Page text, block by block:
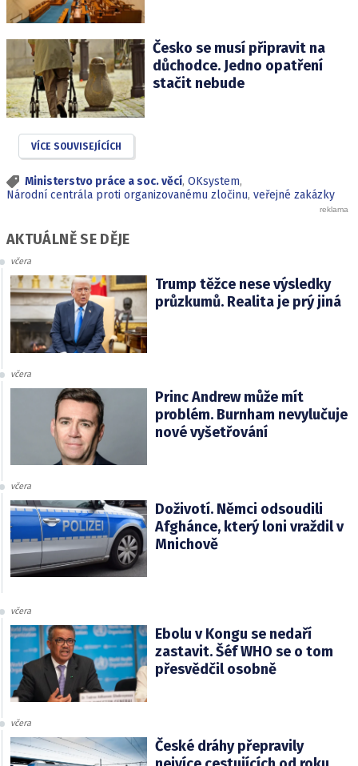
Česko se musí připravit na
důchodce. Jedno opatření
stačit nebude
VÍCE SOUVISEJÍCÍCH
Ministerstvo práce a soc. věcí, OKsystem,
Národní centrála proti organizovanému zločinu, veřejné zakázky
AKTUÁLNĚ SE DĚJE
včera
Trump těžce nese výsledky
průzkumů. Realita je prý jiná
včera
Princ Andrew může mít
problém. Burnham nevylučuje
nové vyšetřování
včera
Doživotí. Němci odsoudili
Afghánce, který loni vraždil v
Mnichově
včera
Ebolu v Kongu se nedaří
zastavit. Šéf WHO se o tom
přesvědčil osobně
včera
České dráhy přepravily